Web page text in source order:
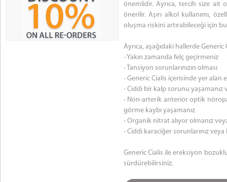
önemlidir. Ayrıca, tercih size ait
önerilir. Aşırı alkol kullanımı,
oluşma riskini artırabileceği için
Ayrıca, aşağıdaki hallerde
- Yakın zamanda felç geçirmeniz
- Tansiyon sorunlarınızın olması
- Generic Cialis içerisinde yer
- Ciddi bir kalp sorunu yaşamanız
- Non-arterik anterior optik
görme kaybı yaşamanız
- Organik nitrat alıyor olmanız
- Ciddi karaciğer sorunlarınız
Generic Cialis ile ereksiyon
sürdürebilirsiniz.